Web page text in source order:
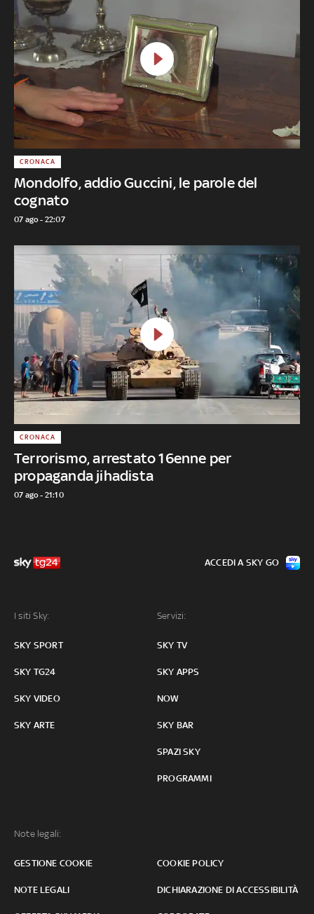
Mondolfo, addio Guccini, le parole del
cognato
CRONACA
07 ago - 22:07
Terrorismo, arrestato 16enne per
propaganda jihadista
CRONACA
07 ago - 21:10
I siti Sky:
SKY SPORT
SKY TG24
SKY VIDEO
SKY ARTE
Servizi:
SKY TV
SKY APPS
NOW
SKY BAR
SPAZI SKY
PROGRAMMI
Note legali:
GESTIONE COOKIE COOKIE POLICY
NOTE LEGALI DICHIARAZIONE DI ACCESSIBILITÀ
ACCEDI A SKY GO